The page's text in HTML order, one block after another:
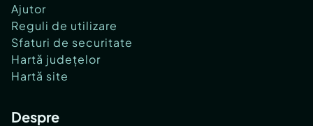
Ajutor
Reguli de utilizare
Sfaturi de securitate
Hartă județelor
Hartă site
Despre